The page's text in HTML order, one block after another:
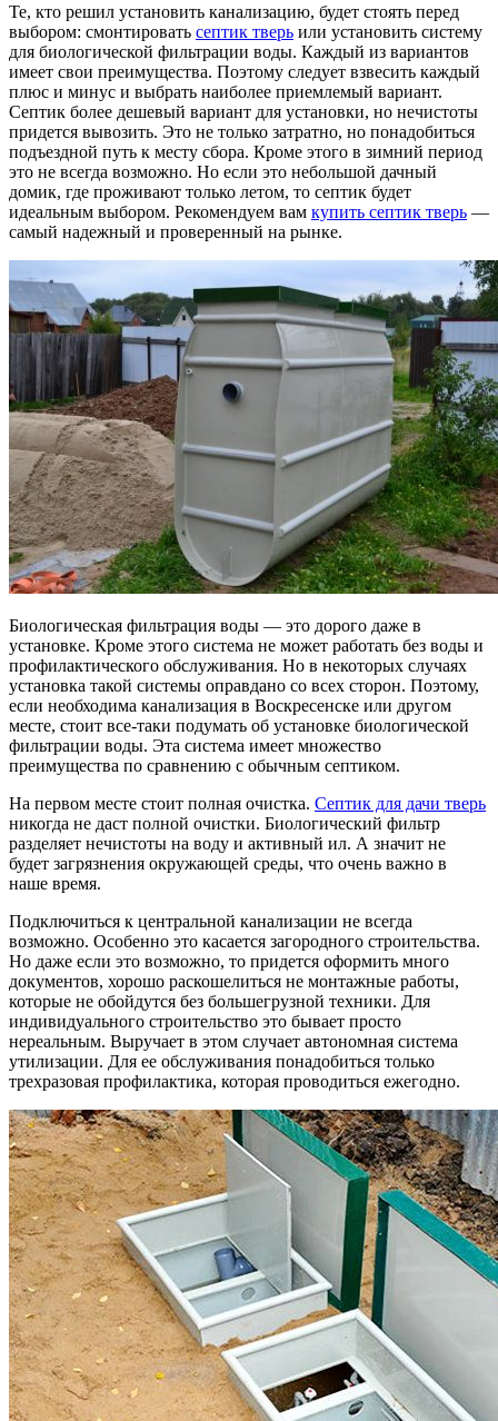
Те, кто решил установить канализацию, будет стоять перед
выбором: смонтировать септик тверь или установить систему
для биологической фильтрации воды. Каждый из вариантов
имеет свои преимущества. Поэтому следует взвесить каждый
плюс и минус и выбрать наиболее приемлемый вариант.
Септик более дешевый вариант для установки, но нечистоты
придется вывозить. Это не только затратно, но понадобиться
подъездной путь к месту сбора. Кроме этого в зимний период
это не всегда возможно. Но если это небольшой дачный
домик, где проживают только летом, то септик будет
идеальным выбором. Рекомендуем вам купить септик тверь —
самый надежный и проверенный на рынке.
Биологическая фильтрация воды — это дорого даже в
установке. Кроме этого система не может работать без воды и
профилактического обслуживания. Но в некоторых случаях
установка такой системы оправдано со всех сторон. Поэтому,
если необходима канализация в Воскресенске или другом
месте, стоит все-таки подумать об установке биологической
фильтрации воды. Эта система имеет множество
преимущества по сравнению с обычным септиком.
На первом месте стоит полная очистка. Септик для дачи тверь
никогда не даст полной очистки. Биологический фильтр
разделяет нечистоты на воду и активный ил. А значит не
будет загрязнения окружающей среды, что очень важно в
наше время.
Подключиться к центральной канализации не всегда
возможно. Особенно это касается загородного строительства.
Но даже если это возможно, то придется оформить много
документов, хорошо раскошелиться не монтажные работы,
которые не обойдутся без большегрузной техники. Для
индивидуального строительство это бывает просто
нереальным. Выручает в этом случает автономная система
утилизации. Для ее обслуживания понадобиться только
трехразовая профилактика, которая проводиться ежегодно.